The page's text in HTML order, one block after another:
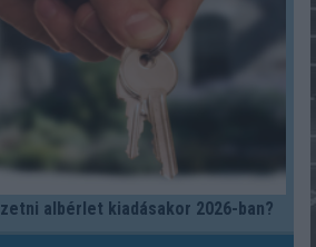
albérlet kiadásakor 2026-ban?